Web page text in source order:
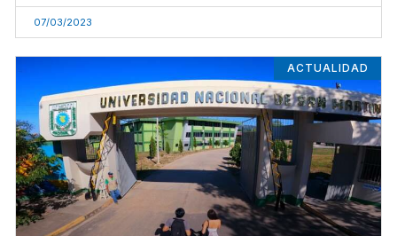
07/03/2023
ACTUALIDAD